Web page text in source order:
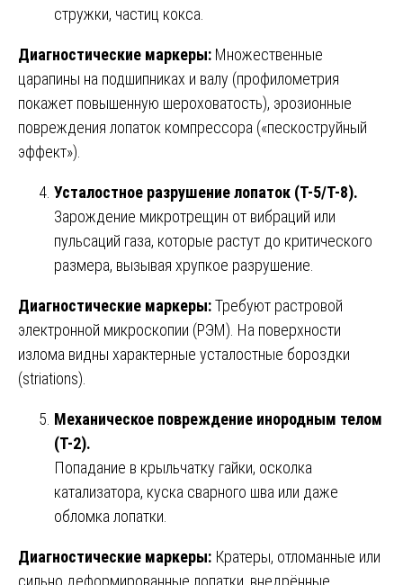
стружки, частиц кокса.
Диагностические маркеры: Множественные
царапины на подшипниках и валу (профилометрия
покажет повышенную шероховатость), эрозионные
повреждения лопаток компрессора («пескоструйный
эффект»).
Усталостное разрушение лопаток (T-5/T-8).
Зарождение микротрещин от вибраций или
пульсаций газа, которые растут до критического
размера, вызывая хрупкое разрушение.
Диагностические маркеры:Требуют растровой
электронной микроскопии (РЭМ). На поверхности
излома видны характерные усталостные бороздки
(striations).
Механическое повреждение инородным телом
(T-2).
Попадание в крыльчатку гайки, осколка
катализатора, куска сварного шва или даже
обломка лопатки.
Диагностические маркеры: Кратеры, отломанные или
сильно деформированные лопатки, внедрённые